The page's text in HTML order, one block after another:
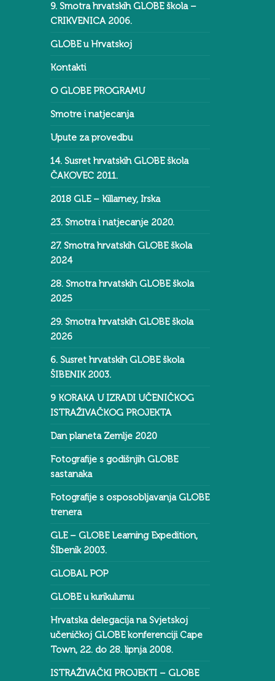
9. Smotra hrvatskih GLOBE škola –
CRIKVENICA 2006.
GLOBE u Hrvatskoj
Kontakti
O GLOBE PROGRAMU
Smotre i natjecanja
Upute za provedbu
14. Susret hrvatskih GLOBE škola
ČAKOVEC 2011.
2018 GLE – Killarney, Irska
23. Smotra i natjecanje 2020.
27. Smotra hrvatskih GLOBE škola
2024
28. Smotra hrvatskih GLOBE škola
2025
29. Smotra hrvatskih GLOBE škola
2026
6. Susret hrvatskih GLOBE škola
ŠIBENIK 2003.
9 KORAKA U IZRADI UČENIČKOG
ISTRAŽIVAČKOG PROJEKTA
Dan planeta Zemlje 2020
Fotografije s godišnjih GLOBE
sastanaka
Fotografije s osposobljavanja GLOBE
trenera
GLE – GLOBE Learning Expedition,
ŠIbenik 2003.
GLOBAL POP
GLOBE u kurikulumu
Hrvatska delegacija na Svjetskoj
učeničkoj GLOBE konferenciji Cape
Town, 22. do 28. lipnja 2008.
ISTRAŽIVAČKI PROJEKTI – GLOBE